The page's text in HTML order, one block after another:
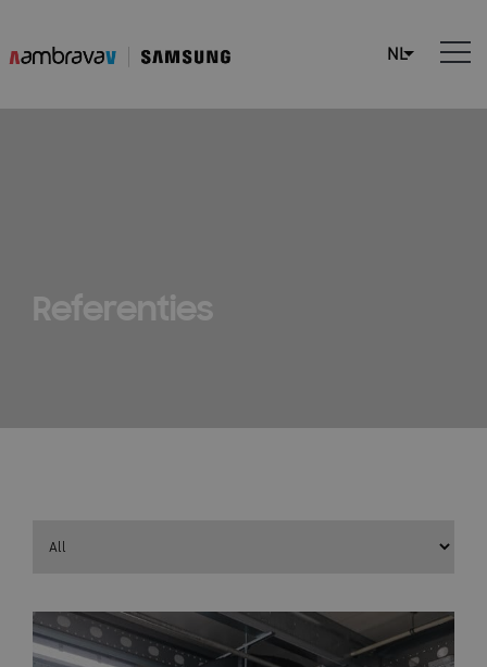
Referenties